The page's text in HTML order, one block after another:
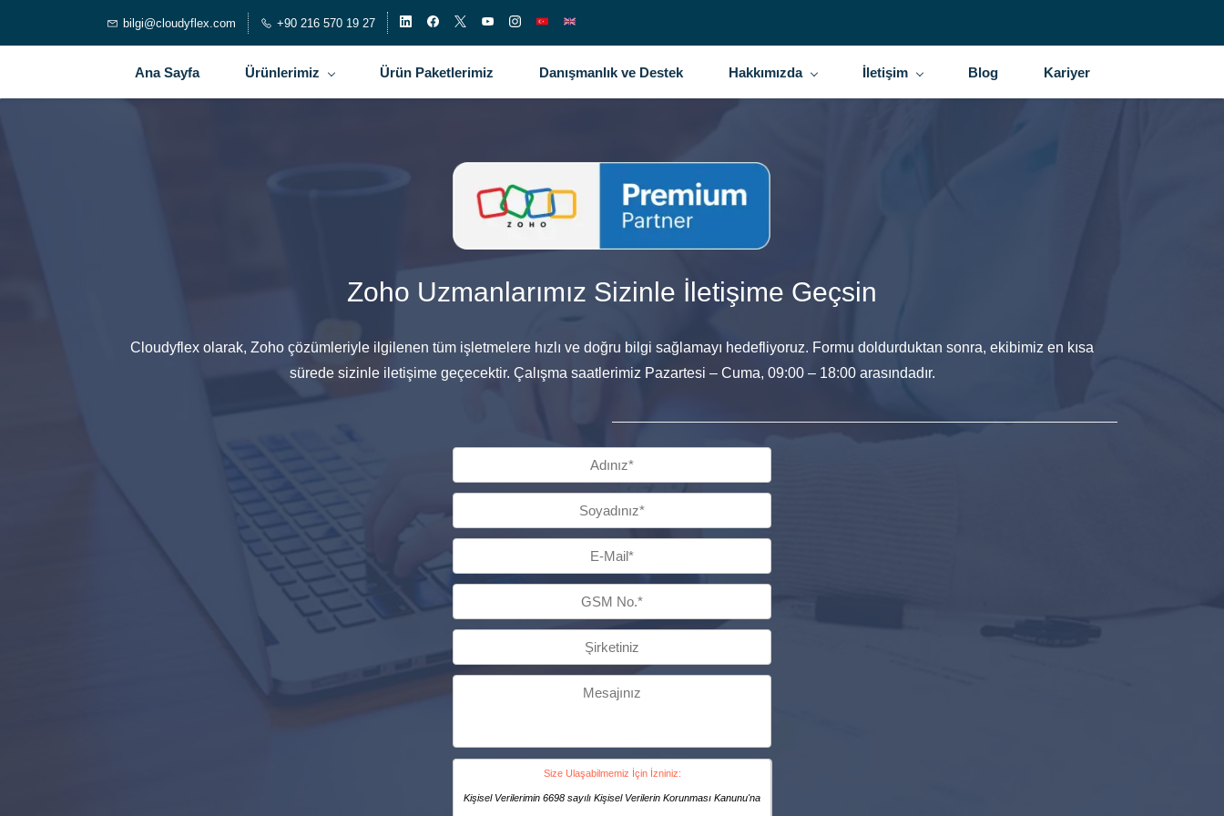
bilgi@cloudyflex.com +90 216 570 19 27
Ana Sayfa Ürünlerimiz Ürün Paketlerimiz Danışmanlık ve Destek Hakkımızda İletişim Blog Kariyer
Zoho Uzmanlarımız Sizinle İletişime Geçsin
Cloudyflex olarak, Zoho çözümleriyle ilgilenen tüm işletmelere hızlı ve doğru bilgi sağlamayı hedefliyoruz. Formu doldurduktan sonra, ekibimiz en kısa
sürede sizinle iletişime geçecektir. Çalışma saatlerimiz Pazartesi – Cuma, 09:00 – 18:00 arasındadır.
Size Ulaşabilmemiz İçin İzniniz:
Kişisel Verilerimin 6698 sayılı Kişisel Verilerin Korunması Kanunu'na